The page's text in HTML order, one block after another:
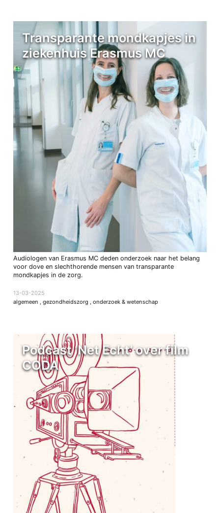
Transparante mondkapjes in
ziekenhuis Erasmus MC
Audiologen van Erasmus MC deden onderzoek naar het belang
voor dove en slechthorende mensen van transparante
mondkapjes in de zorg.
13-03-2025
algemeen
gezondheidszorg onderzoek & wetenschap
Podcast ‘Net Echt’ over film
CODA